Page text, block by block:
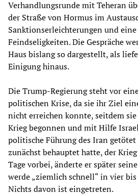
Verhandlungsrunde mit Teheran
der Straße von Hormus im
Sanktionserleichterungen und
Feindseligkeiten. Die Gespräche
Haus bislang so dargestellt, als
Einigung hinaus.
Die Trump-Regierung steht vor
politischen Krise, da sie ihr Ziel
nicht erreichen konnte, seitdem sie
Krieg begonnen und mit Hilfe
politische Führung des Iran
zunächst behauptet hatte, der
Tage vorbei, änderte er später
werde „ziemlich schnell“ in vier bis
Nichts davon ist eingetreten.